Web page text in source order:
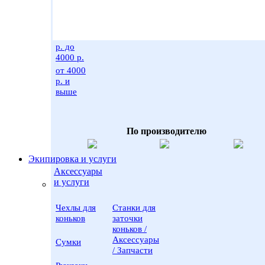
р. до
4000 р.
от 4000
р. и
выше
По производителю
Экипировка и услуги
Аксессуары
и услуги
Чехлы для
коньков
Сумки
Станки для
заточки
коньков /
Аксессуары
/ Запчасти